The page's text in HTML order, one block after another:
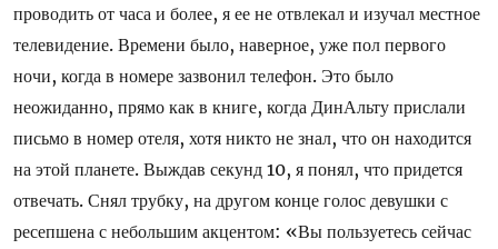
проводить от часа и более, я ее не отвлекал и изучал местное
телевидение. Времени было, наверное, уже пол первого
ночи, когда в номере зазвонил телефон. Это было
неожиданно, прямо как в книге, когда ДинАльту прислали
письмо в номер отеля, хотя никто не знал, что он находится
на этой планете. Выждав секунд 10, я понял, что придется
отвечать. Снял трубку, на другом конце голос девушки с
ресепшена с небольшим акцентом: «Вы пользуетесь сейчас